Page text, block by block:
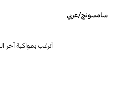
سامسونج/عربي
أترغب بمواكبة آخر